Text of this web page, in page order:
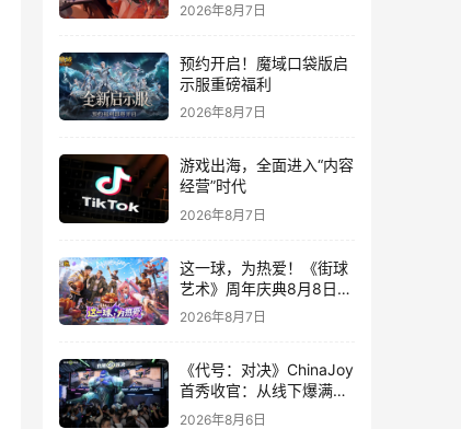
2026年8月7日
预约开启！魔域口袋版启
示服重磅福利
2026年8月7日
游戏出海，全面进入“内容
经营”时代
2026年8月7日
这一球，为热爱！《街球
艺术》周年庆典8月8日正
式上线，多重福利与全新
2026年8月7日
《代号：对决》ChinaJoy
首秀收官：从线下爆满看
见玩家的真实期待
2026年8月6日